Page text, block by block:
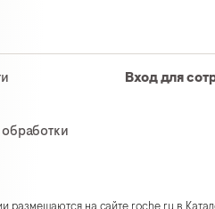
Вход для
размещаются на сайте roche.ru в